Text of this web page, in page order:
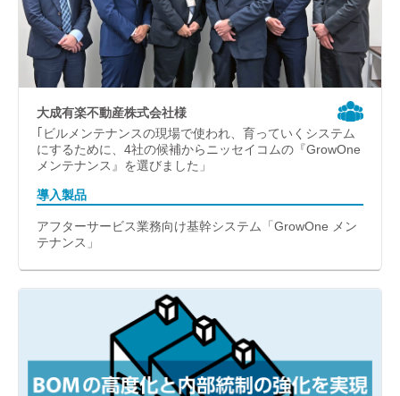
大成有楽不動産株式会社様
｢ビルメンテナンスの現場で使われ、育っていくシステム
にするために、4社の候補からニッセイコムの『GrowOne
メンテナンス』を選びました」
導入製品
アフターサービス業務向け基幹システム「GrowOne メン
テナンス」